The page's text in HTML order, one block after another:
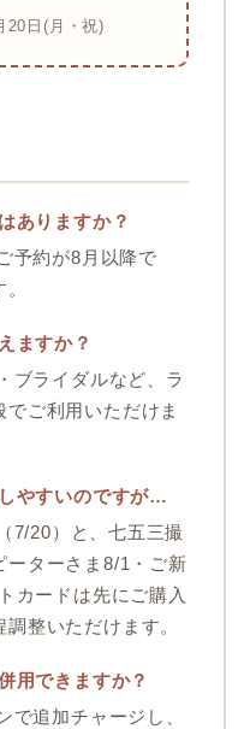
20日(月・祝)
ありますか？
予約が8月以降で
ますか？
ブライダルなど、ラ
ご利用いただけま
やすいのですが…
7/20）と、七五三撮
ーターさま8/1・ご新
カードは先にご購入
整いただけます。
用できますか？
で追加チャージし、